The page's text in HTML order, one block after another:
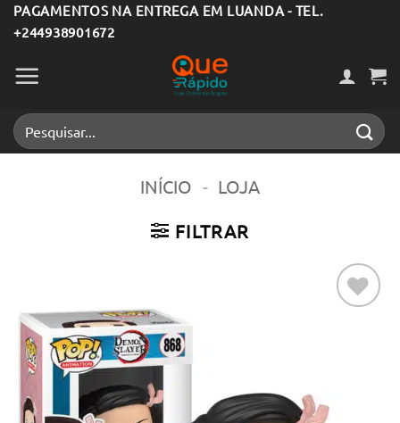
Skip
to
content
PAGAMENTOS NA ENTREGA EM LUANDA - TEL.
+244938901672
Pesquisar
por:
INÍCIO - LOJA
FILTRAR